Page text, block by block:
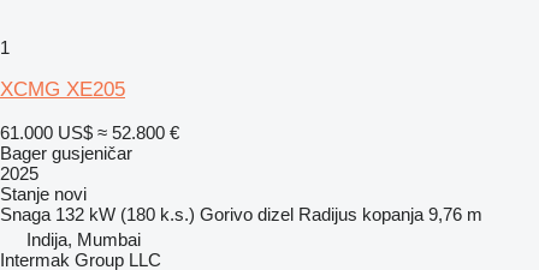
1
XCMG XE205
61.000 US$ ≈ 52.800 €
Bager gusjeničar
2025
Stanje novi
Snaga 132 kW (180 k.s.) Gorivo dizel Radijus kopanja 9,76 m
Indija, Mumbai
Intermak Group LLC